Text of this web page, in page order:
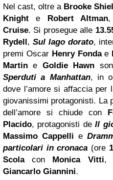
Nel cast, oltre a Brooke
Knight e Robert Altman,
Cruise. Si prosegue alle
Rydell, Sul lago dorato,
premi Oscar Henry Fondae
Martin e Goldie Hawn
Sperduti a Manhattan, in
dove l’amore si affaccia
giovanissimi protagonisti. La
dell’amore si chiude con
Placido, protagonisti deIl
Massimo Cappelli e
particolari in cronaca (ore
Scolacon Monica Vitti,
Giancarlo Giannini.